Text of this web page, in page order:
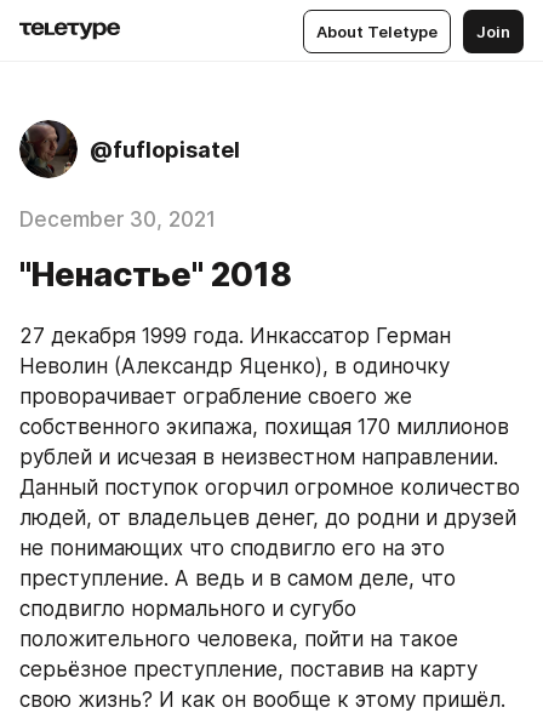
About Teletype Join
@fuflopisatel
December 30, 2021
"Ненастье" 2018
27 декабря 1999 года. Инкассатор Герман
Неволин (Александр Яценко), в одиночку
проворачивает ограбление своего же
собственного экипажа, похищая 170 миллионов
рублей и исчезая в неизвестном направлении.
Данный поступок огорчил огромное количество
людей, от владельцев денег, до родни и друзей
не понимающих что сподвигло его на это
преступление. А ведь и в самом деле, что
сподвигло нормального и сугубо
положительного человека, пойти на такое
серьёзное преступление, поставив на карту
свою жизнь? И как он вообще к этому пришёл.